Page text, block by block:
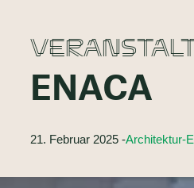
ENACA
21. Februar 2025 -Architektur-